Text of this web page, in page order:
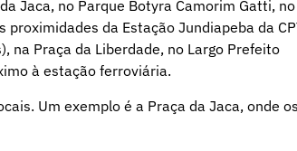
Jaca, no Parque Botyra Camorim Gatti, no
proximidades da Estação Jundiapeba da
na Praça da Liberdade, no Largo Prefeito
à estação ferroviária.
Um exemplo é a Praça da Jaca, onde os